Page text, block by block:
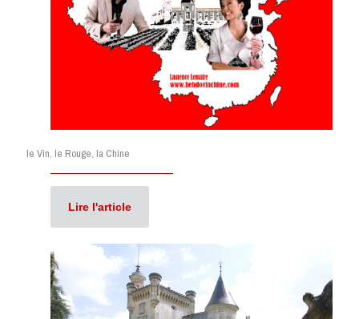
le Vin, le Rouge, la Chine
Lire l'article